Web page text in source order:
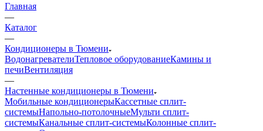
Главная
—
Каталог
—
Кондиционеры в Тюмени
ВодонагревателиТепловое оборудованиеКамины и
печиВентиляция
—
Настенные кондиционеры в Тюмени
Мобильные кондиционерыКассетные сплит-
системыНапольно-потолочныеМульти сплит-
системыКанальные сплит-системыКолонные сплит-